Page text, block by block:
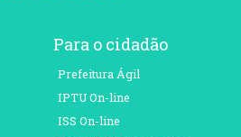
Para o cidadão
Prefeitura Ágil
IPTU On-line
ISS On-line